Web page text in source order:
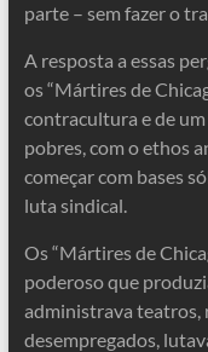
parte – sem fazer o
A resposta a essas
os “Mártires de
contracultura e de
pobres, com o ethos
começar com bases
luta sindical.
Os “Mártires de
poderoso que
administrava teatros,
desempregados,